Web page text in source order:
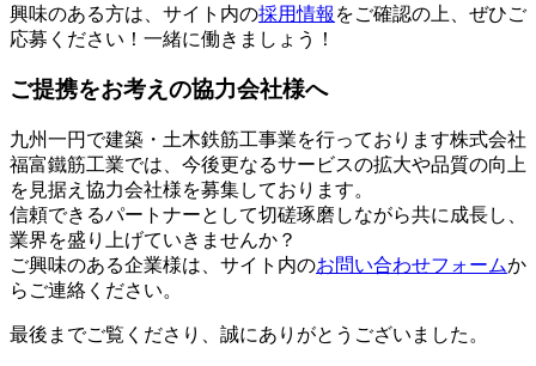
興味のある方は、サイト内の採用情報 をご確認の上、ぜひご
応募ください！一緒に働きましょう！
ご提携をお考えの協力会社様へ
九州一円で建築・土木鉄筋工事業を行っております株式会社
福富鐵筋工業では、今後更なるサービスの拡大や品質の向上
を見据え協力会社様を募集しております。
信頼できるパートナーとして切磋琢磨しながら共に成長し、
業界を盛り上げていきませんか？
ご興味のある企業様は、サイト内のお問い合わせフォームか
らご連絡ください。
最後までご覧くださり、誠にありがとうございました。